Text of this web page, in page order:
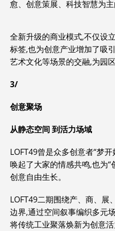
愈、创意策展、科技智慧为主
全新升级的商业模式,不仅设
标签,也为创意产业增加了吸
艺术文化等场景的交融,为园
3/
创意聚场
从静态空间 到活力场域
LOFT49曾是众多创意者“梦
唤起了大家的情感共鸣,也为“
创意自由生长。
LOFT49二期围绕产、商、展
边界,通过空间叙事编织多元
将传统工业聚落焕新为创意